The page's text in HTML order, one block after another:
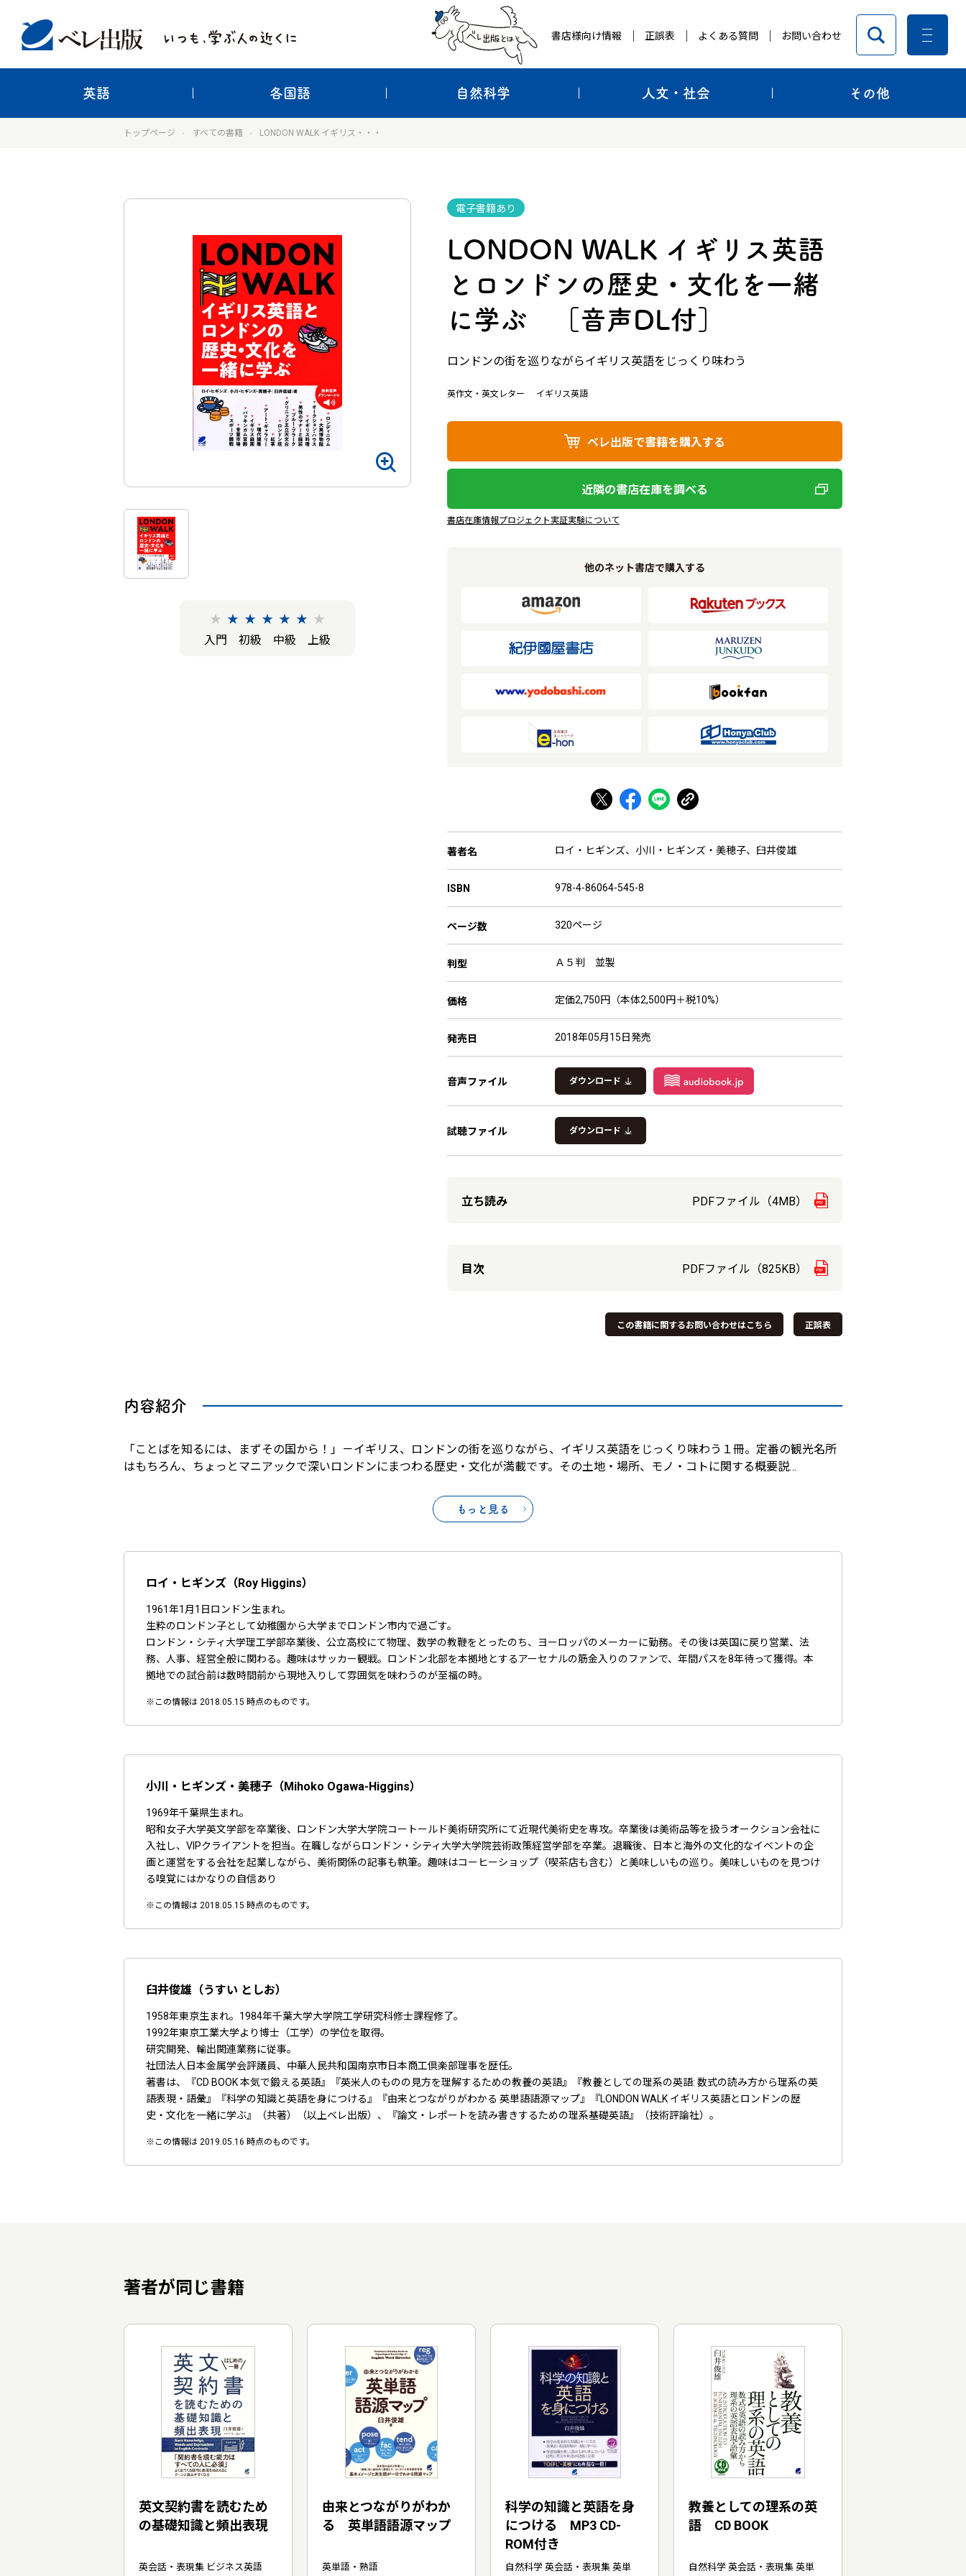
書店様向け情報 正誤表 よくある質問 お問い合わせ
英語 各国語 自然科学 人文・社会 その他
トップページ すべての書籍 LONDON WALK イギリス・・・
電子書籍あり
LONDON WALK イギリス英語
とロンドンの歴史・文化を一緒
に学ぶ ［音声DL付］
ロンドンの街を巡りながらイギリス英語をじっくり味わう
英作文・英文レター イギリス英語
★ ★ ★ ★ ★ ★ ★
入門
初級 中級 上級
ベレ出版で書籍を購入する
近隣の書店在庫を調べる
書店在庫情報プロジェクト実証実験について
他のネット書店で購入する
著者名 ロイ・ヒギンズ、 小川・ヒギンズ・美穂子、 臼井俊雄
ISBN 978-4-86064-545-8
ページ数 320ページ
判型 Ａ５判 並製
価格 定価2,750円（本体2,500円＋税10%）
発売日 2018年05月15日発売
音声ファイル ダウンロード
試聴ファイル ダウンロード
立ち読み PDFファイル（4MB）
目次 PDFファイル（825KB）
この書籍に関するお問い合わせはこちら 正誤表
内容紹介
「ことばを知るには、まずその国から！」－イギリス、ロンドンの街を巡りながら、イギリス英語をじっくり味わう１冊。定番の観光名所
はもちろん、ちょっとマニアックで深いロンドンにまつわる歴史・文化が満載です。その土地・場所、モノ・コトに関する概要説…
もっと見る
ロイ・ヒギンズ（Roy Higgins）
1961年1月1日ロンドン生まれ。
生粋のロンドン子として幼稚園から大学までロンドン市内で過ごす。
ロンドン・シティ大学理工学部卒業後、公立高校にて物理、数学の教鞭をとったのち、ヨーロッパのメーカーに勤務。その後は英国に戻り営業、法
務、人事、経営全般に関わる。趣味はサッカー観戦。ロンドン北部を本拠地とするアーセナルの筋金入りのファンで、年間パスを8年待って獲得。本
拠地での試合前は数時間前から現地入りして雰囲気を味わうのが至福の時。
※この情報は 2018.05.15 時点のものです。
小川・ヒギンズ・美穂子（Mihoko Ogawa-Higgins）
1969年千葉県生まれ。
昭和女子大学英文学部を卒業後、ロンドン大学大学院コートールド美術研究所にて近現代美術史を専攻。卒業後は美術品等を扱うオークション会社に
入社し、VIPクライアントを担当。在職しながらロンドン・シティ大学大学院芸術政策経営学部を卒業。退職後、日本と海外の文化的なイベントの企
画と運営をする会社を起業しながら、美術関係の記事も執筆。趣味はコーヒーショップ（喫茶店も含む）と美味しいもの巡り。美味しいものを見つけ
る嗅覚にはかなりの自信あり
※この情報は 2018.05.15 時点のものです。
臼井俊雄（うすい としお）
1958年東京生まれ。1984年千葉大学大学院工学研究科修士課程修了。
1992年東京工業大学より博士（工学）の学位を取得。
研究開発、輸出関連業務に従事。
社団法人日本金属学会評議員、中華人民共和国南京市日本商工倶楽部理事を歴任。
著書は、『CD BOOK 本気で鍛える英語』『英米人のものの見方を理解するための教養の英語』『教養としての理系の英語: 数式の読み方から理系の英
語表現・語彙』『科学の知識と英語を身につける』『由来とつながりがわかる 英単語語源マップ』『LONDON WALK イギリス英語とロンドンの歴
史・文化を一緒に学ぶ』（共著）（以上ベレ出版）、『論文・レポートを読み書きするための理系基礎英語』（技術評論社）。
※この情報は 2019.05.16 時点のものです。
著者が同じ書籍
英文契約書を読むため
の基礎知識と頻出表現
英会話・表現集 ビジネス英語
由来とつながりがわか
る 英単語語源マップ
英単語・熟語
科学の知識と英語を身
につける MP3 CD-
ROM付き
自然科学 英会話・表現集 英単
教養としての理系の英
語 CD BOOK
自然科学 英会話・表現集 英単